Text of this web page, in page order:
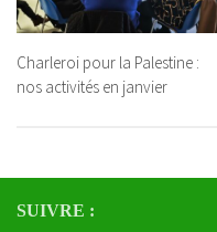
Charleroi pour la Palestine :
nos activités en janvier
SUIVRE :